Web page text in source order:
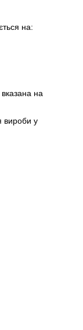
на:
на
вироби у